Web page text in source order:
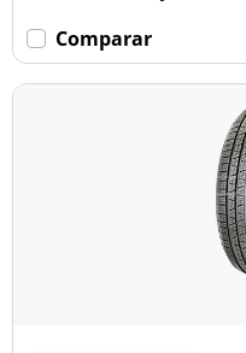
Comparar